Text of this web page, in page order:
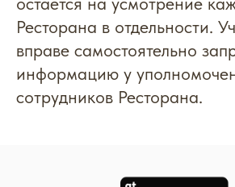
❗️Начисление Бонусов/
осуществляется
Программы только на чеки
человек, все остальные
квалифицируются, как
остается на усмотрение